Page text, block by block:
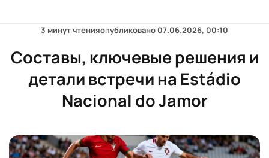
3 минут чтенияопубликовано 07.06.2026, 00:10
Составы, ключевые решения и
детали встречи на Estádio
Nacional do Jamor